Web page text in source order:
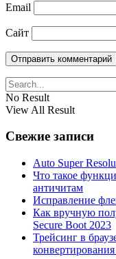
Email
Сайт
No Result
View All Result
Свежие записи
Auto Super
Что такое
античитам
Исправление
Как вручную
Secure Boot 2023
Трейсинг в